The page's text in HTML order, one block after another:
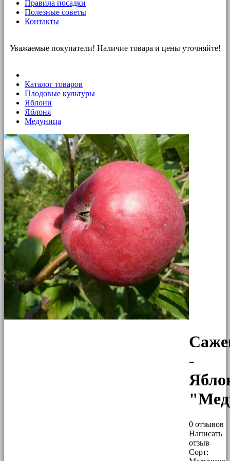
Правила посадки
Полезные советы
Контакты
Уважаемые покупатели! Наличие товара и цены уточняйте!
Каталог товаров
Плодовые культуры
Яблони
Яблоня
Медуница
-
0 отзывов
Написать
отзыв
Сорт: